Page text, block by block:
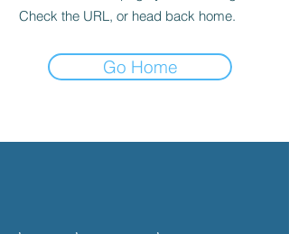
Check the URL, or head back home.
Go Home